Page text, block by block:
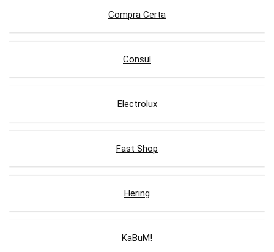
Compra Certa
Consul
Electrolux
Fast Shop
Hering
KaBuM!